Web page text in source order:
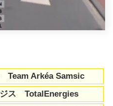
Team Arkéa Samsic
ジス TotalEnergies